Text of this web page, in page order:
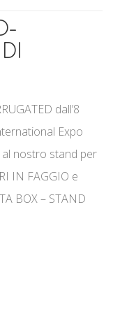
dall’8
Expo
al nostro stand per
IN FAGGIO e
BOX – STAND